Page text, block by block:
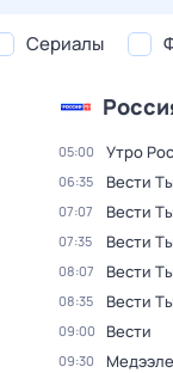
Сериалы
05:00 Утро
06:35 Вести
07:07 Вести
07:35 Вести
08:07 Вести
08:35 Вести
09:00 Вести
09:30